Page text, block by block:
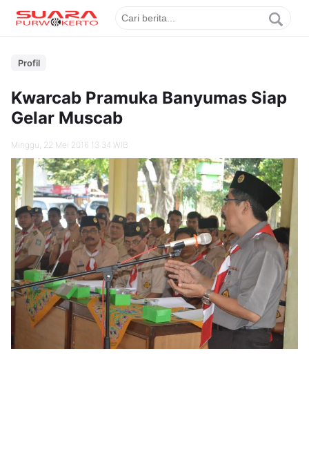
Profil
Kwarcab Pramuka Banyumas Siap
Gelar Muscab
Minggu, 22 Mei 2016 13.34 WIB